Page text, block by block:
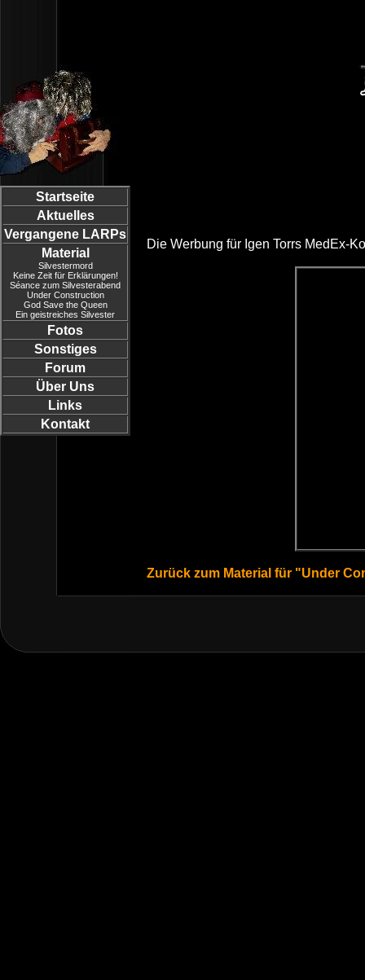
Startseite
Aktuelles
Vergangene LARPs
Material
Silvestermord
Keine Zeit für Erklärungen!
Séance zum Silvesterabend
Under Construction
God Save the Queen
Ein geistreiches Silvester
Fotos
Sonstiges
Forum
Über Uns
Links
Kontakt
Die Werbung für Igen Torrs MedEx-
Zurück zum Material für "Under